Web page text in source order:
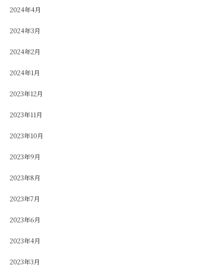
2024年4月
2024年3月
2024年2月
2024年1月
2023年12月
2023年11月
2023年10月
2023年9月
2023年8月
2023年7月
2023年6月
2023年4月
2023年3月